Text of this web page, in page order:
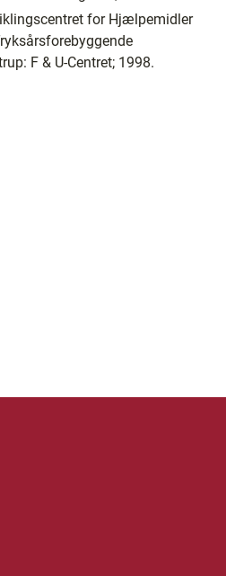
for Hjælpemidler
F & U-Centret; 1998.